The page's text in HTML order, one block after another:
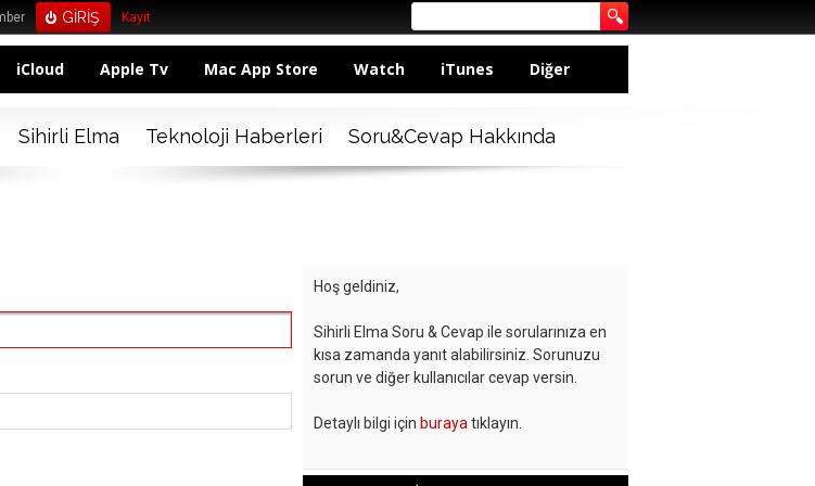
Kayıt
iCloud Apple Tv Mac App Store Watch iTunes Diğer
Sihirli Elma Teknoloji Haberleri Soru&Cevap Hakkında
Hoş geldiniz,
Sihirli Elma Soru & Cevap ile sorularınıza en
kısa zamanda yanıt alabilirsiniz. Sorunuzu
sorun ve diğer kullanıcılar cevap versin.
Detaylı bilgi için buraya tıklayın.